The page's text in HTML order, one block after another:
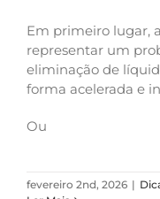
Em primeiro lugar,
representar um
eliminação de
forma acelerada e
Ou
fevereiro 2nd, 2026 |